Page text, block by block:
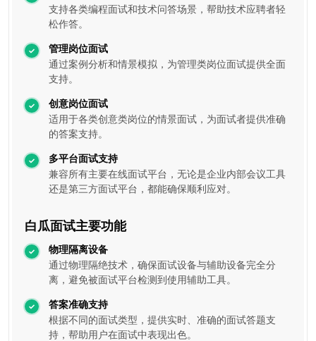
支持各类编程面试和技术问答场景，帮助技术应聘者轻
松作答。
管理岗位面试
通过案例分析和情景模拟，为管理类岗位面试提供全面
支持。
创意岗位面试
适用于各类创意类岗位的情景面试，为面试者提供准确
的答案支持。
多平台面试支持
兼容所有主要在线面试平台，无论是企业内部会议工具
还是第三方面试平台，都能确保顺利应对。
白瓜面试主要功能
物理隔离设备
通过物理隔绝技术，确保面试设备与辅助设备完全分
离，避免被面试平台检测到使用辅助工具。
答案准确支持
根据不同的面试类型，提供实时、准确的面试答题支
持，帮助用户在面试中表现出色。